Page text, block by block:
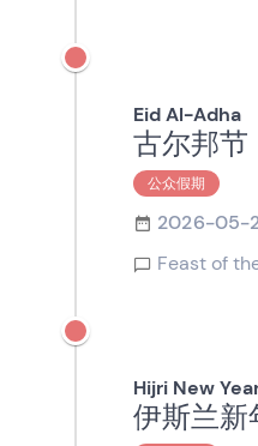
Eid Al-Adha
古尔邦节
公众假期
2026-05-
Feast of
Hijri New
伊斯兰新